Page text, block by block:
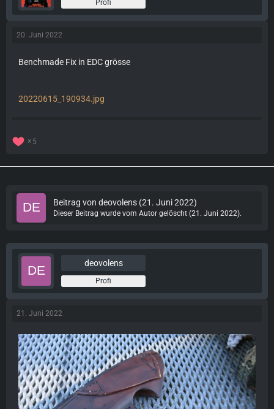
Profi
20. Juni 2022
Benchmade Fix in EDC grösse
20220615_190934.jpg
5
Beitrag von deovolens (21. Juni 2022)
Dieser Beitrag wurde vom Autor gelöscht (21. Juni 2022).
deovolens
Profi
21. Juni 2022